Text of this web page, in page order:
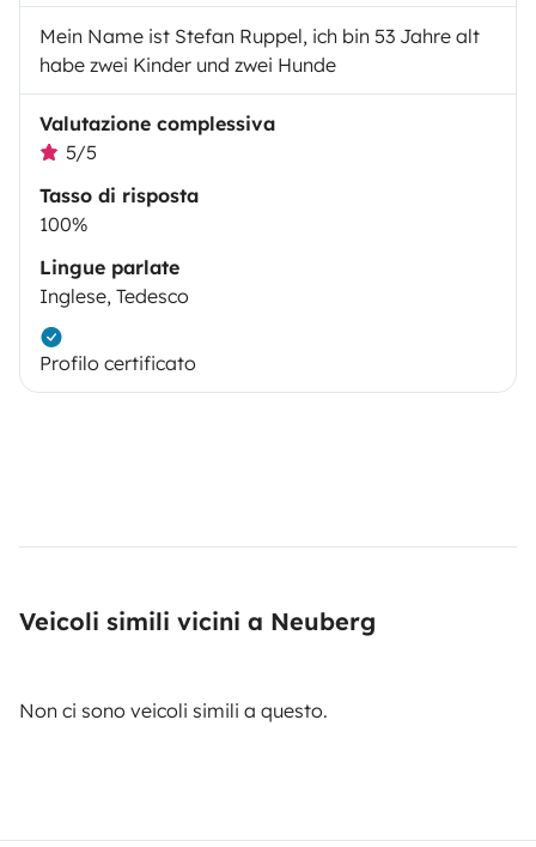
Mein Name ist Stefan Ruppel, ich bin 53 Jahre alt
habe zwei Kinder und zwei Hunde
Valutazione complessiva
5/5
Tasso di risposta
100%
Lingue parlate
Inglese, Tedesco
Profilo certificato
Veicoli simili vicini a Neuberg
Non ci sono veicoli simili a questo.